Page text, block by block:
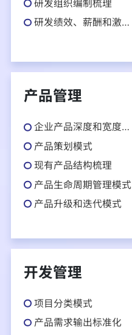
研发组织编制梳理
研发绩效、薪酬和激励机制规划
产品管理
企业产品深度和宽度设计
产品策划模式
现有产品结构梳理
产品生命周期管理模式
产品升级和迭代模式
开发管理
项目分类模式
产品需求输出标准化